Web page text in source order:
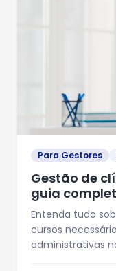
Para Gestores
Gestão de
guia
Entenda tudo
cursos
administrativas